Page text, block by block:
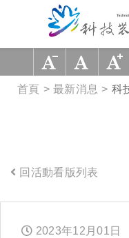
跳到主要內容區塊
首頁 最新消息 科
回活動看版列表
2023年12 月01 日